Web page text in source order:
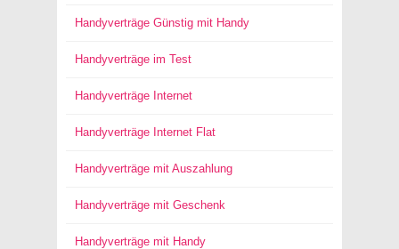
Handyverträge Günstig mit Handy
Handyverträge im Test
Handyverträge Internet
Handyverträge Internet Flat
Handyverträge mit Auszahlung
Handyverträge mit Geschenk
Handyverträge mit Handy